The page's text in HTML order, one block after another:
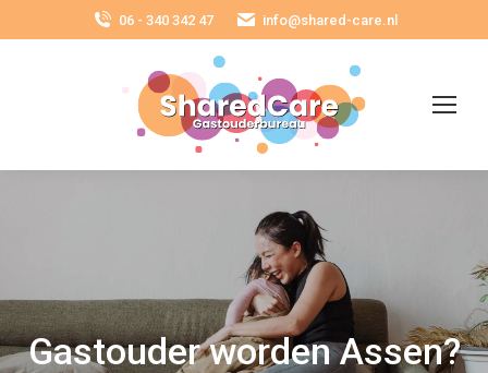
06 - 340 342 47 info@shared-care.nl
Gastouder worden Assen?